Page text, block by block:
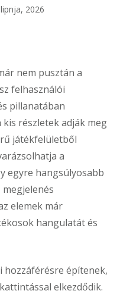
2026
nem pusztán a
felhasználói
pillanatában
részletek adják meg
játékfelületből
a
egyre hangsúlyosabb
elemek már
hangulatát és
hozzáférésre építenek,
elkezdődik.